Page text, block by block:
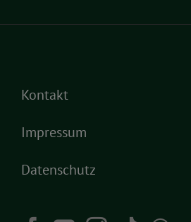
Kontakt
Impressum
Datenschutz